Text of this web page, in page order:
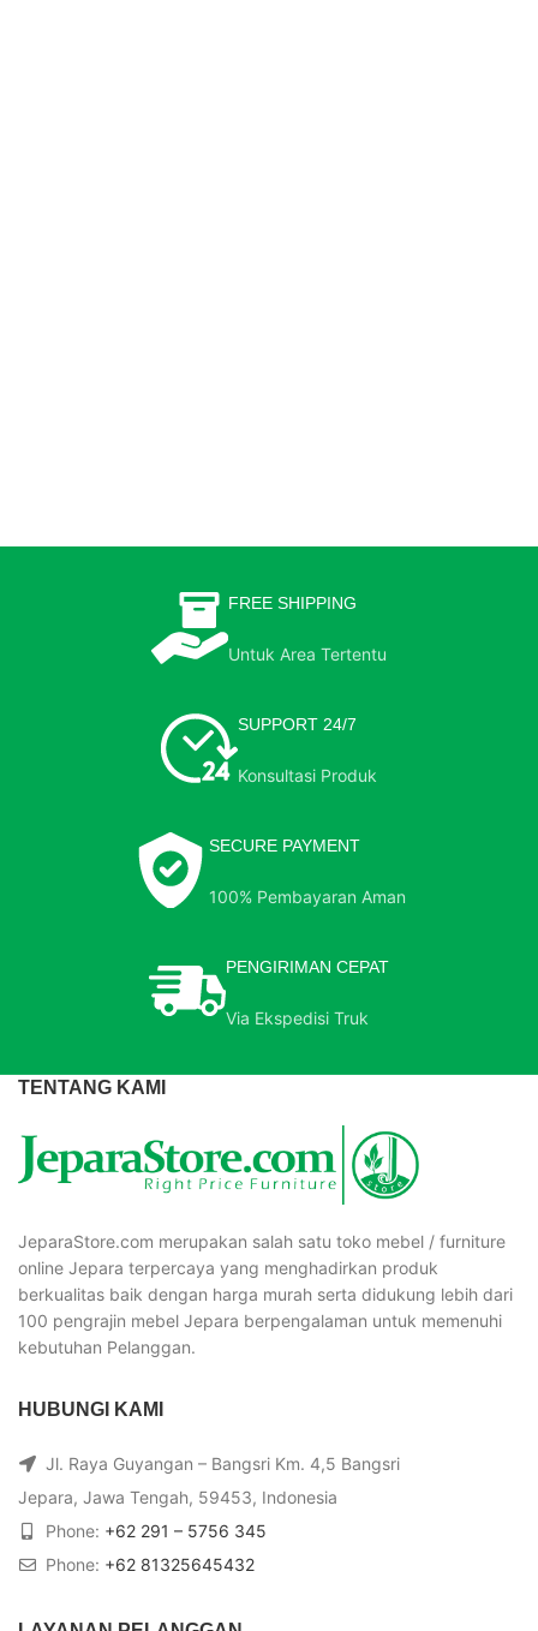
FREE SHIPPING
Untuk Area Tertentu
SUPPORT 24/7
Konsultasi Produk
SECURE PAYMENT
100% Pembayaran Aman
PENGIRIMAN CEPAT
Via Ekspedisi Truk
TENTANG KAMI
JeparaStore.com merupakan salah satu toko mebel / furniture
online Jepara terpercaya yang menghadirkan produk
berkualitas baik dengan harga murah serta didukung lebih dari
100 pengrajin mebel Jepara berpengalaman untuk memenuhi
kebutuhan Pelanggan.
HUBUNGI KAMI
Jl. Raya Guyangan – Bangsri Km. 4,5 Bangsri
Jepara, Jawa Tengah, 59453, Indonesia
Phone: +62 291 – 5756 345
Phone: +62 81325645432